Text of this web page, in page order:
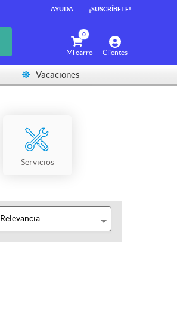
AYUDA ¡SUSCRÍBETE!
Clientes
0
Mi carro
Vacaciones
Servicios
Relevancia